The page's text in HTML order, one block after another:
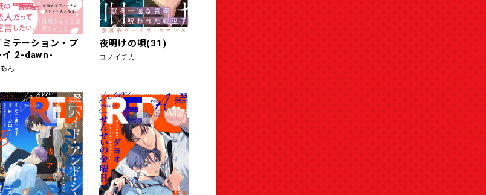
ミテーション・プ
イ 2-dawn-
ん
夜明けの唄(31)
ユノイチカ